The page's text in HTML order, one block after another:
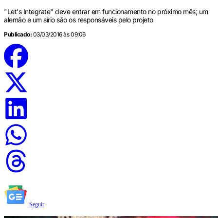
"Let's Integrate" deve entrar em funcionamento no próximo mês; um
alemão e um sírio são os responsáveis pelo projeto
Publicado: 03/03/2016 às 09:06
Seguir